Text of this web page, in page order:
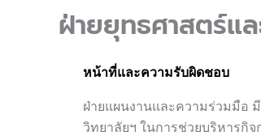
ฝ่ายยุทธศาสตร์แ
หน้าที่และความรับผิดชอบ
ฝ่ายแผนงานและความร่วมมือ
วิทยาลัยฯ ในการช่วยบริหารกิ